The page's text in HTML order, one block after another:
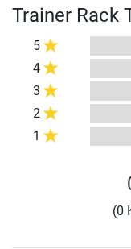
Trainer Rack
5
4
3
2
1
(0